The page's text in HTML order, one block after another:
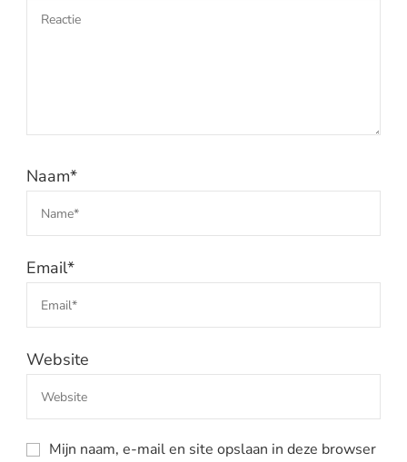
Naam*
Email*
Website
Mijn naam, e-mail en site opslaan in deze browser